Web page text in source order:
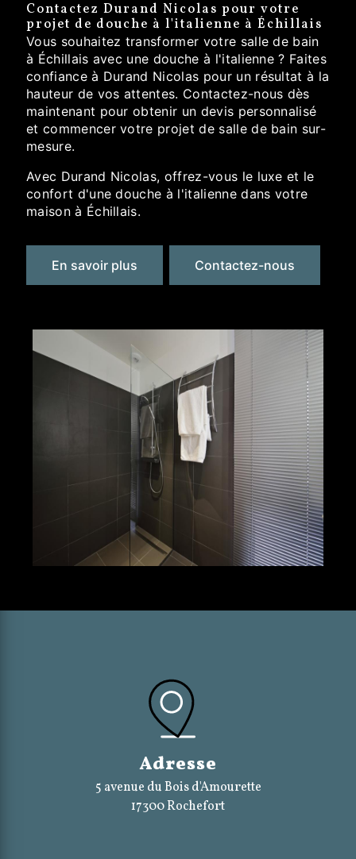
Contactez Durand Nicolas pour votre
projet de douche à l'italienne à Échillais
Vous souhaitez transformer votre salle de bain
à Échillais avec une douche à l'italienne ? Faites
confiance à Durand Nicolas pour un résultat à la
hauteur de vos attentes. Contactez-nous dès
maintenant pour obtenir un devis personnalisé
et commencer votre projet de salle de bain sur-
mesure.
Avec Durand Nicolas, offrez-vous le luxe et le
confort d'une douche à l'italienne dans votre
maison à Échillais.
En savoir plus Contactez-nous
Adresse
5 avenue du Bois d'Amourette
17300 Rochefort